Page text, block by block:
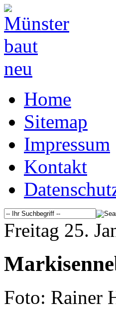
Home
Sitemap
Impressum
Kontakt
Freitag 25.
Foto: Rainer